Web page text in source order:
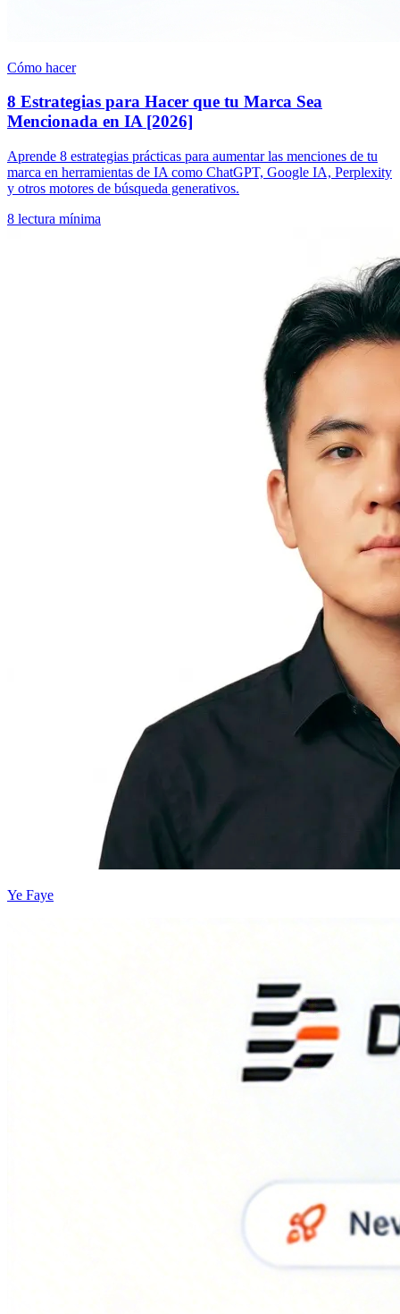
Cómo hacer
8 Estrategias para Hacer que tu Marca Sea
Mencionada en IA [2026]
Aprende 8 estrategias prácticas para aumentar las menciones de tu
marca en herramientas de IA como ChatGPT, Google IA, Perplexity
y otros motores de búsqueda generativos.
8 lectura mínima
Ye Faye